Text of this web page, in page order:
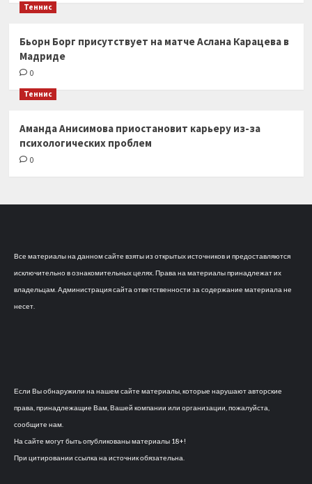
Теннис
Бьорн Борг присутствует на матче Аслана Карацева в
Мадриде
0
Теннис
Аманда Анисимова приостановит карьеру из-за
психологических проблем
0
Все материалы на данном сайте взяты из открытых источников и предоставляются
исключительно в ознакомительных целях. Права на материалы принадлежат их
владельцам. Администрация сайта ответственности за содержание материала не
несет.
Если Вы обнаружили на нашем сайте материалы, которые нарушают авторские
права, принадлежащие Вам, Вашей компании или организации, пожалуйста,
сообщите нам.
На сайте могут быть опубликованы материалы 18+!
При цитировании ссылка на источник обязательна.